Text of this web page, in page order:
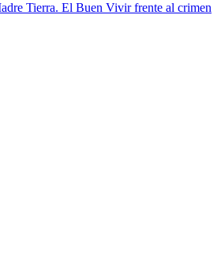
Tierra. El Buen Vivir frente al crimen